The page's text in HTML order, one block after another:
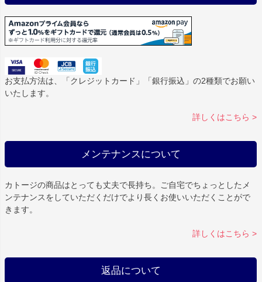
お支払方法は、「クレジットカード」「銀行振込」の2種類でお願い
いたします。
詳しくはこちら >
メンテナンスについて
カトージの商品はとっても丈夫で長持ち。ご自宅でちょっとしたメ
ンテナンスをしていただくだけでより長くお使いいただくことがで
きます。
詳しくはこちら >
返品について